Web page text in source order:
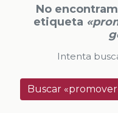
No
etiqueta
Intenta
Buscar